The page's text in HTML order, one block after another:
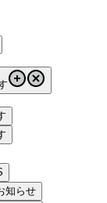
知らせ